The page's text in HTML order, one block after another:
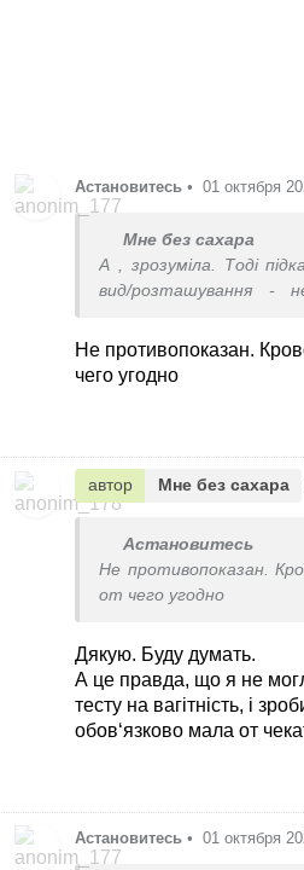
Астановитесь • 01 октября
Мне без сахара
А , зрозуміла. Тоді
вид/розташування -
Не противопоказан.
чего угодно
автор Мне без сахара
Астановитесь
Не противопоказан.
от чего угодно
Дякую. Буду думать.
А це правда, що я не
тесту на вагітність, і
обов‘язково мала от
Астановитесь • 01 октября